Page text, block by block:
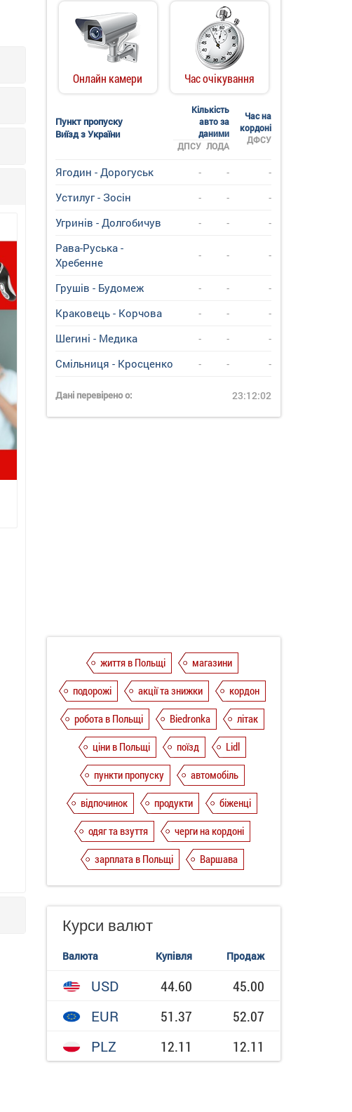
Онлайн камери Час очікування
Пункт пропуску
Виїзд з України
Кількість
авто за
даними
Час на
кордоні
ДФСУ
ДПСУ ЛОДА
Ягодин - Дорогуськ - -
-
Устилуг - Зосін
- -
-
Угринiв - Долгобичув
- -
-
Рава-Руська -
Хребенне
- - -
Грушів - Будомеж - -
-
Краковець - Корчова
- -
-
Шегині - Медика
- -
-
Смільниця - Кросценко
- - -
Дані перевірено о: 23:12:02
життя в Польщі
магазини
подорожі
акції та знижки
кордон
робота в Польщі
Biedronka
літак
ціни в Польщі
поїзд
Lidl
пункти пропуску
автомобіль
відпочинок
продукти
біженці
одяг та взуття
черги на кордоні
зарплата в Польщі
Варшава
Курси валют
Валюта Купівля Продаж
USD 44.60
45.00
EUR
51.37
52.07
PLZ
12.11 12.11